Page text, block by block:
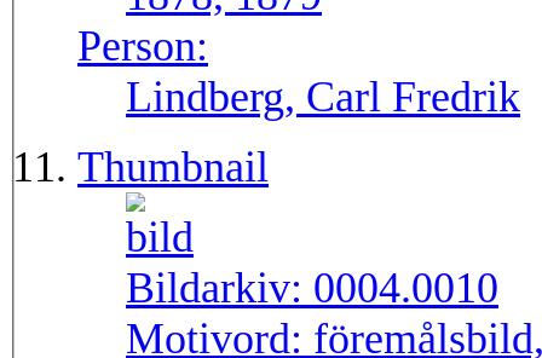
Person:
Lindberg, Carl Fredrik
Thumbnail
Bildarkiv: 0004.0010
Motivord: